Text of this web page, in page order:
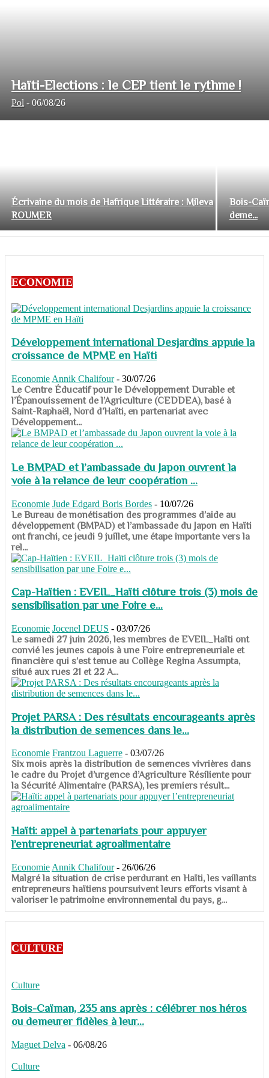
Haïti-Elections : le CEP tient le rythme !
Pol - 06/08/26
Écrivaine du mois de Hafrique Littéraire : Mileva
ROUMER
Bois-
deme...
ECONOMIE
Développement international Desjardins appuie la
croissance de MPME en Haïti
Economie Annik Chalifour - 30/07/26
​​​​​​​Le Centre Éducatif pour le Développement Durable et
l’Épanouissement de l’Agriculture (CEDDEA), basé à
Saint-Raphaël, Nord d’Haïti, en partenariat avec
Développement...
Le BMPAD et l’ambassade du Japon ouvrent la
voie à la relance de leur coopération ...
Economie Jude Edgard Boris Bordes - 10/07/26
​​​​​​​Le Bureau de monétisation des programmes d’aide au
développement (BMPAD) et l’ambassade du Japon en Haïti
ont franchi, ce jeudi 9 juillet, une étape importante vers la
rel...
Cap-Haïtien : EVEIL_Haïti clôture trois (3) mois de
sensibilisation par une Foire e...
Economie Jocenel DEUS - 03/07/26
Le samedi 27 juin 2026, les membres de EVEIL_Haïti ont
convié les jeunes capois à une Foire entrepreneuriale et
financière qui s’est tenue au Collège Regina Assumpta,
situé aux rues 21 et 22 A...
Projet PARSA : Des résultats encourageants après
la distribution de semences dans le...
Economie Frantzou Laguerre - 03/07/26
​​​​​​​Six mois après la distribution de semences vivrières dans
le cadre du Projet d’urgence d’Agriculture Résiliente pour
la Sécurité Alimentaire (PARSA), les premiers résult...
Haïti: appel à partenariats pour appuyer
l’entrepreneuriat agroalimentaire
Economie Annik Chalifour - 26/06/26
​​​​​​​Malgré la situation de crise perdurant en Haïti, les vaillants
entrepreneurs haïtiens poursuivent leurs efforts visant à
valoriser le patrimoine environnemental du pays, g...
CULTURE
Culture
Bois-Caïman, 235 ans après : célébrer nos héros
ou demeurer fidèles à leur...
Maguet Delva - 06/08/26
Culture